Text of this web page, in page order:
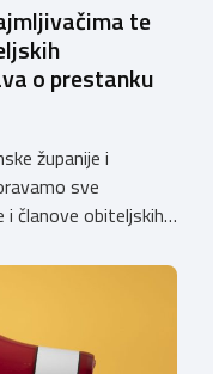
te
o prestanku
županije i
sve
članove obiteljskih
Zakonu o
podnositi novi
dok već izdana